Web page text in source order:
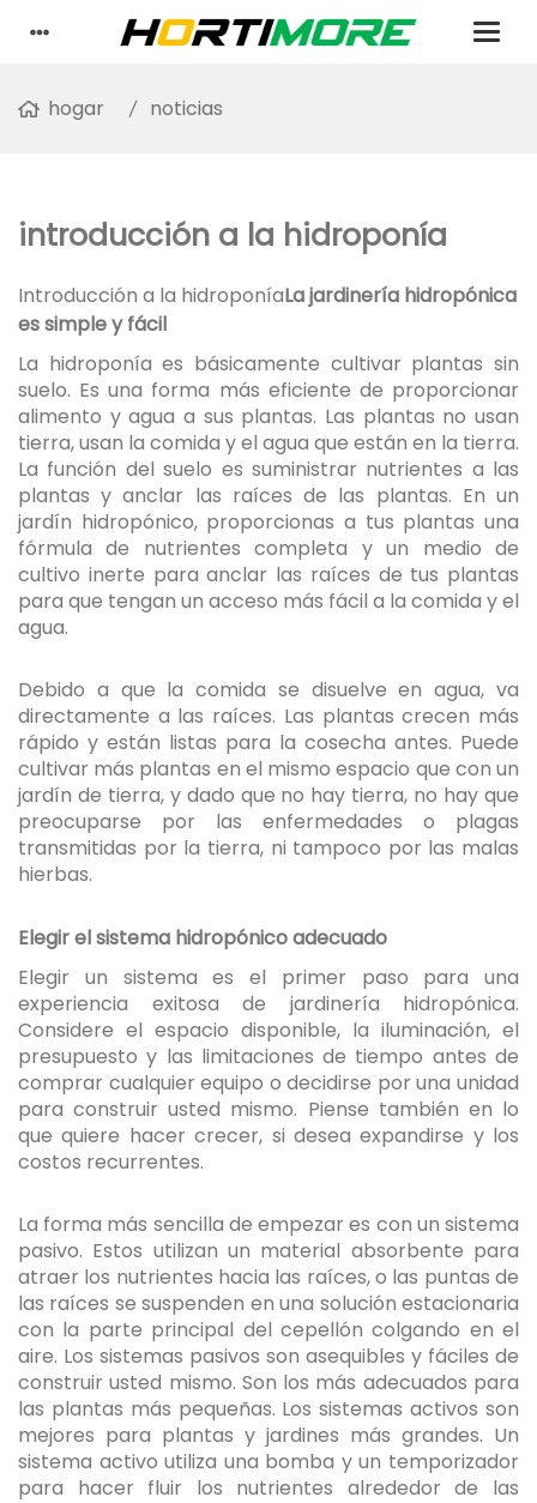
hogar noticias
introducción a la hidroponía
Introducción a la hidroponíaLa jardinería hidropónica
es simple y fácil
La hidroponía es básicamente cultivar plantas sin
suelo. Es una forma más eficiente de proporcionar
alimento y agua a sus plantas. Las plantas no usan
tierra, usan la comida y el agua que están en la tierra.
La función del suelo es suministrar nutrientes a las
plantas y anclar las raíces de las plantas. En un
jardín hidropónico, proporcionas a tus plantas una
fórmula de nutrientes completa y un medio de
cultivo inerte para anclar las raíces de tus plantas
para que tengan un acceso más fácil a la comida y el
agua.
Debido a que la comida se disuelve en agua, va
directamente a las raíces. Las plantas crecen más
rápido y están listas para la cosecha antes. Puede
cultivar más plantas en el mismo espacio que con un
jardín de tierra, y dado que no hay tierra, no hay que
preocuparse por las enfermedades o plagas
transmitidas por la tierra, ni tampoco por las malas
hierbas.
Elegir el sistema hidropónico adecuado
Elegir un sistema es el primer paso para una
experiencia exitosa de jardinería hidropónica.
Considere el espacio disponible, la iluminación, el
presupuesto y las limitaciones de tiempo antes de
comprar cualquier equipo o decidirse por una unidad
para construir usted mismo. Piense también en lo
que quiere hacer crecer, si desea expandirse y los
costos recurrentes.
La forma más sencilla de empezar es con un sistema
pasivo. Estos utilizan un material absorbente para
atraer los nutrientes hacia las raíces, o las puntas de
las raíces se suspenden en una solución estacionaria
con la parte principal del cepellón colgando en el
aire. Los sistemas pasivos son asequibles y fáciles de
construir usted mismo. Son los más adecuados para
las plantas más pequeñas. Los sistemas activos son
mejores para plantas y jardines más grandes. Un
sistema activo utiliza una bomba y un temporizador
para hacer fluir los nutrientes alrededor de las